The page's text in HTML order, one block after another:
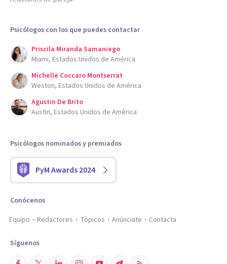
Psicólogos con los que puedes contactar
Priscila Miranda Samaniego
Miami, Estados Unidos de América
Michelle Coccaro Montserrat
Weston, Estados Unidos de América
Agustin De Brito
Austin, Estados Unidos de América
Psicólogos nominados y premiados
PyM Awards 2024
Conócenos
Equipo
Redactores Tópicos Anúnciate Contacta
Síguenos